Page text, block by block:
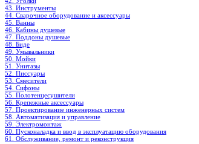
43. Инструменты
44. Сварочное оборудование и аксессуары
45. Ванны
46. Кабины душевые
47. Поддоны душевые
48. Биде
49. Умывальники
50. Мойки
51. Унитазы
52. Писсуары
53. Смесители
54. Сифоны
55. Полотенцесушители
56. Крепежные аксессуары
57. Проектирование инженерных систем
58. Автоматизация и управление
59. Электромонтаж
60. Пусконаладка и ввод в эксплуатацию оборудования
61. Обслуживание, ремонт и реконструкция